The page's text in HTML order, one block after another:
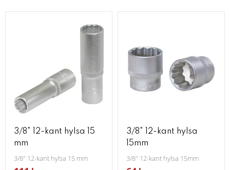
3/8" 12-kant hylsa 15
mm
3/8" 12-kant hylsa 15 mm
3/8" 12-kant hylsa
15mm
3/8" 12-kant hylsa 15mm